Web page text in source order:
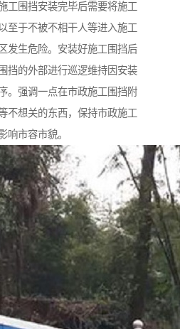
工围挡安装完毕后需要将施工
至于不被不相干人等进入施工
发生危险。安装好施工围挡后
挡的外部进行巡逻维持因安装
。强调一点在市政施工围挡附
不想关的东西，保持市政施工
响市容市貌。